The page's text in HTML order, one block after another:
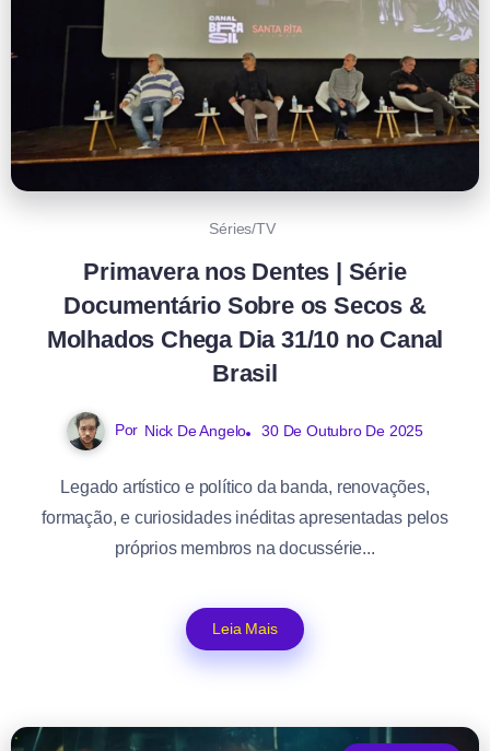
Séries/TV
Primavera nos Dentes | Série
Documentário Sobre os Secos &
Molhados Chega Dia 31/10 no Canal
Brasil
Por Nick De Angelo 30 De Outubro De 2025
Legado artístico e político da banda, renovações,
formação, e curiosidades inéditas apresentadas pelos
próprios membros na docussérie...
Leia Mais